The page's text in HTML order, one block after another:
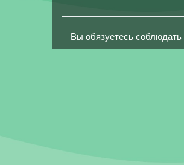
Вы обязуетесь соблюдать